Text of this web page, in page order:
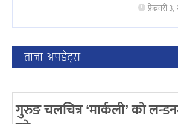
फ्रेब्रवरी
ताजा अपडेट्स
गुरुङ चलचित्र ‘मार्कली’ को